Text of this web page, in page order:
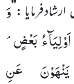
ارشاد فرمایا :’’وَ
بَعْضٍۘ-
عَنِ